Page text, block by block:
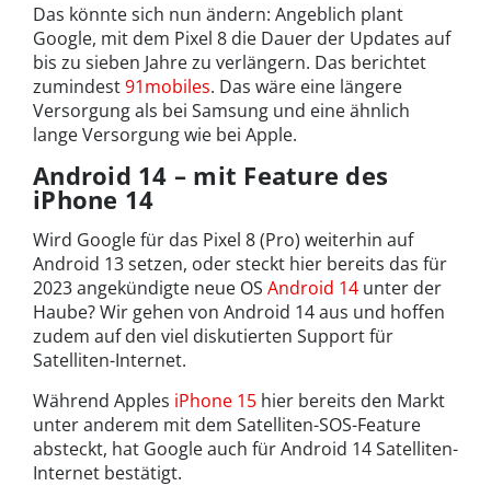
Das könnte sich nun ändern: Angeblich plant
Google, mit dem Pixel 8 die Dauer der Updates auf
bis zu sieben Jahre zu verlängern. Das berichtet
zumindest91mobiles. Das wäre eine längere
Versorgung als bei Samsung und eine ähnlich
lange Versorgung wie bei Apple.
Android 14 – mit Feature des
iPhone 14
Wird Google für das Pixel 8 (Pro) weiterhin auf
Android 13 setzen, oder steckt hier bereits das für
2023 angekündigte neue OS Android 14 unter der
Haube? Wir gehen von Android 14 aus und hoffen
zudem auf den viel diskutierten Support für
Satelliten-Internet.
Während Apples iPhone 15 hier bereits den Markt
unter anderem mit dem Satelliten-SOS-Feature
absteckt, hat Google auch für Android 14 Satelliten-
Internet bestätigt.